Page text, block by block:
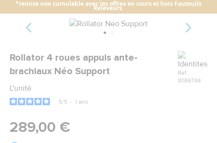
*remise non cumulable avec les offres en cours et hors Fauteuils
Releveurs.
Rollator 4 roues appuis ante-
brachiaux Néo Support
L'unité
Marque
Ref.:
8086744
5/5 - 1 avis
289,00 €